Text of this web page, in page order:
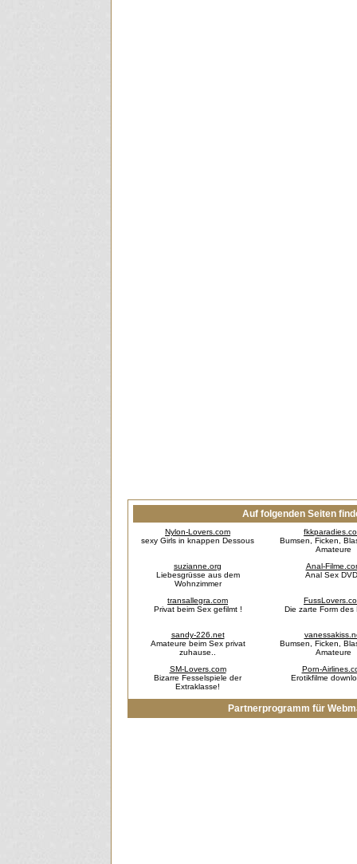
Auf folgenden Seiten
Nylon-Lovers.com
sexy Girls in knappen Dessous
Bumsen, Ficken,
Amateure
suzianne.org
Liebesgrüsse aus dem
Wohnzimmer
Anal-
Anal Sex
transallegra.com
Privat beim Sex gefilmt !
Die zarte Form des
sandy-226.net
Amateure beim Sex privat
zuhause..
Bumsen, Ficken,
Amateure
SM-Lovers.com
Bizarre Fesselspiele der
Extraklasse!
Porn-
Erotikfilme
Partnerprogramm für